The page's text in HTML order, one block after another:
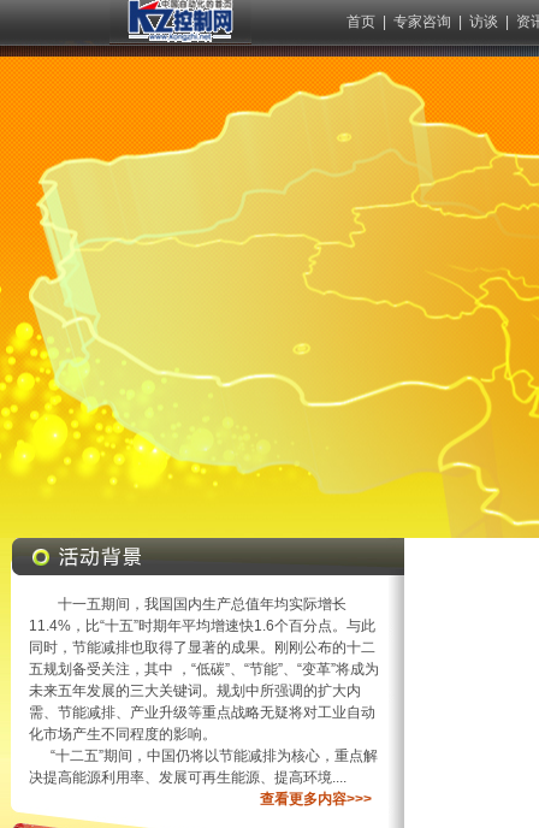
首页 专家咨询 访谈 资
十一五期间，我国国内生产总值年均实际增长
11.4%，比“十五”时期年平均增速快1.6个百分点。与此
同时，节能减排也取得了显著的成果。刚刚公布的十二
五规划备受关注，其中 ，“低碳”、“节能”、“变革”将成为
未来五年发展的三大关键词。规划中所强调的扩大内
需、节能减排、产业升级等重点战略无疑将对工业自动
化市场产生不同程度的影响。
“十二五”期间，中国仍将以节能减排为核心，重点解
决提高能源利用率、发展可再生能源、提高环境....
查看更多内容>>>